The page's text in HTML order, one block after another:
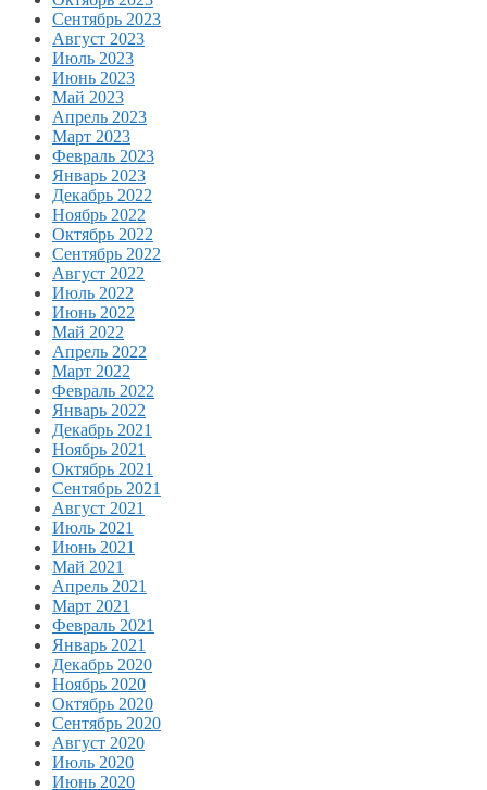
Сентябрь 2023
Август 2023
Июль 2023
Июнь 2023
Май 2023
Апрель 2023
Март 2023
Февраль 2023
Январь 2023
Декабрь 2022
Ноябрь 2022
Октябрь 2022
Сентябрь 2022
Август 2022
Июль 2022
Июнь 2022
Май 2022
Апрель 2022
Март 2022
Февраль 2022
Январь 2022
Декабрь 2021
Ноябрь 2021
Октябрь 2021
Сентябрь 2021
Август 2021
Июль 2021
Июнь 2021
Май 2021
Апрель 2021
Март 2021
Февраль 2021
Январь 2021
Декабрь 2020
Ноябрь 2020
Октябрь 2020
Сентябрь 2020
Август 2020
Июль 2020
Июнь 2020